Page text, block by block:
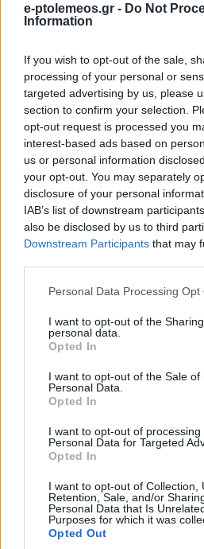
e-ptolemeos.gr - Do Not
Information
If you wish to opt-out of the sale,
processing of your personal or
targeted advertising by us, please
section to confirm your selection.
opt-out request is processed you
interest-based ads based on
us or personal information
your opt-out. You may separately
disclosure of your personal
IAB’s list of downstream
also be disclosed by us to third
Downstream Participants that may
Please note that this website/app
not limited to your visit or usage
grant or deny consent to Google
use your data for below specified
consent section.
Personal Data Processing Opt
I want to opt-out of the
personal data.
Opted In
I want to opt-out of the Sale of
Personal Data.
Opted In
I want to opt-out of processing
Personal Data for Targeted
Opted In
I want to opt-out of Collection,
Retention, Sale, and/or
Personal Data that Is
Purposes for which it was
Opted Out
Ο τουρισμός του
έλλειψη βιωματικών
Το όμορφο Νυμφαίο ήταν
έλξης για τη βόλτα του
ο περισσότερος κόσμος
δουλεύουμε όπως παλιά,
παρουσιάζουν ελαφριά
σχετικά ο κ. Ιατρίδης.
διάσταση: Αυτή της
εμπειριών για τους
Μια περιοχή που δουλεύει
θα έπρεπε δεδομένης της
που διαθέτει, να έχει
βιωματικές
ιππασία, τονίζει ο κ.
πως πέρα από την
τέτοια εναλλακτική
Ο «Αρκτούρος» είναι